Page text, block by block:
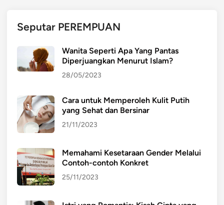
o
t
o
h
y
a
Seputar PEREMPUAN
Wanita Seperti Apa Yang Pantas
Diperjuangkan Menurut Islam?
28/05/2023
Cara untuk Memperoleh Kulit Putih
yang Sehat dan Bersinar
21/11/2023
Memahami Kesetaraan Gender Melalui
Contoh-contoh Konkret
25/11/2023